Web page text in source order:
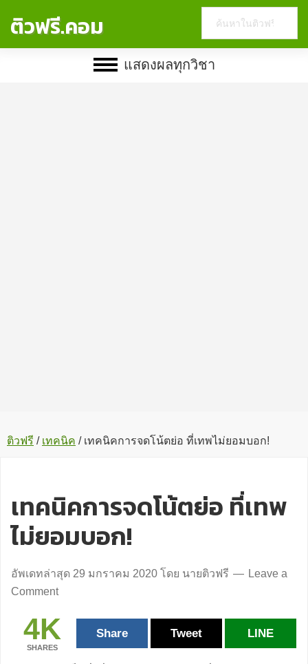
ติวฟรี.คอม
website
แสดงผลทุกวิชา
ติวฟรี / เทคนิค /เทคนิคการจดโน้ตย่อ ที่เทพไม่ยอมบอก!
เทคนิคการจดโน้ตย่อ ที่เทพ
ไม่ยอมบอก!
อัพเดทล่าสุด 29 มกราคม 2020 โดย นายติวฟรี
Leave a
Comment
4K
SHARES
Share Tweet LINE